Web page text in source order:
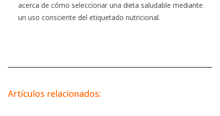
acerca de cómo seleccionar una dieta saludable mediante
un uso consciente del etiquetado nutricional.
Artículos relacionados: